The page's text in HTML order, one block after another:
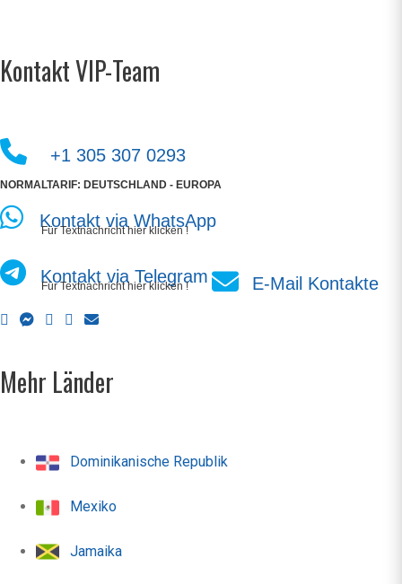
Kontakt VIP-Team
+1 305 307 0293
NORMALTARIF: DEUTSCHLAND - EUROPA
Kontakt via WhatsApp
Für Textnachricht hier klicken !
Kontakt via Telegram
Für Textnachricht hier klicken ! E-Mail Kontakte
Mehr Länder
Dominikanische Republik
Mexiko
Jamaika